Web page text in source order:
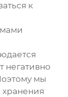
к
негативно
мы
хранения